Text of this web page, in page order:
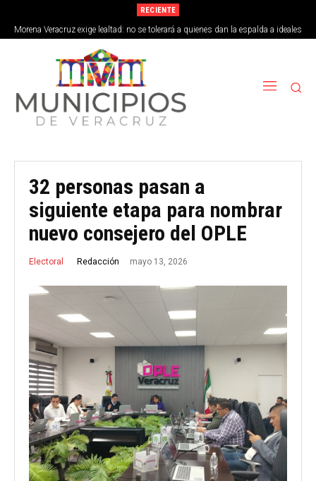
RECIENTE
Morena Veracruz exige lealtad: no se tolerará a quienes dan la espalda a ideales
de la 4T
32 personas pasan a
siguiente etapa para nombrar
nuevo consejero del OPLE
Electoral Redacción mayo 13, 2026